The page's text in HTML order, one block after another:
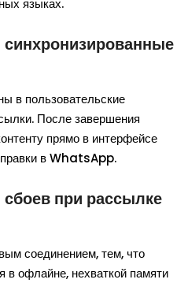
языках.
синхронизированные
в пользовательские
После завершения
прямо в интерфейсе
в WhatsApp.
при рассылке
соединением, тем, что
в офлайне, нехваткой памяти